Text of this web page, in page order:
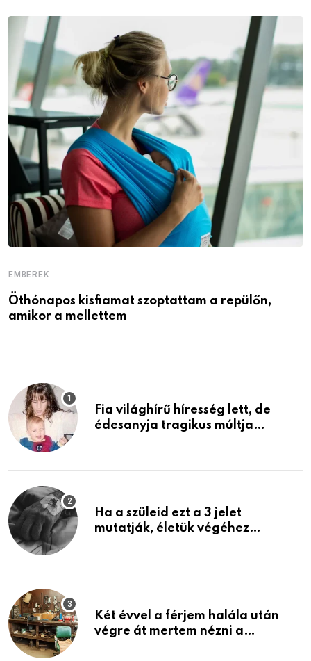
EMBEREK
Öthónapos kisfiamat szoptattam a repülőn,
amikor a mellettem
Fia világhírű híresség lett, de
édesanyja tragikus múltja
Ha a szüleid ezt a 3 jelet
mutatják, életük végéhez
Két évvel a férjem halála után
végre át mertem nézni a